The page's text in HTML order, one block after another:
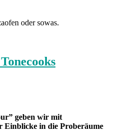
oder sowas.
geben wir mit
Einblicke in die Proberäume